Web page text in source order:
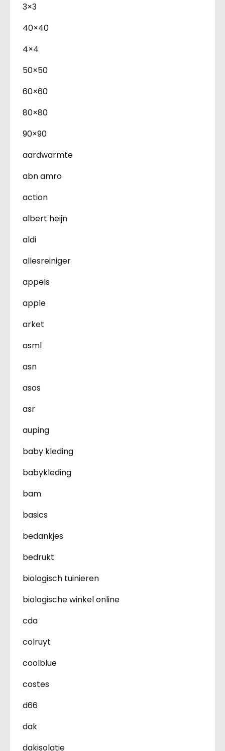
3×3
40×40
4×4
50×50
60×60
80×80
90×90
aardwarmte
abn amro
action
albert heijn
aldi
allesreiniger
appels
apple
arket
asml
asn
asos
asr
auping
baby kleding
babykleding
bam
basics
bedankjes
bedrukt
biologisch tuinieren
biologische winkel online
cda
colruyt
coolblue
costes
d66
dak
dakisolatie